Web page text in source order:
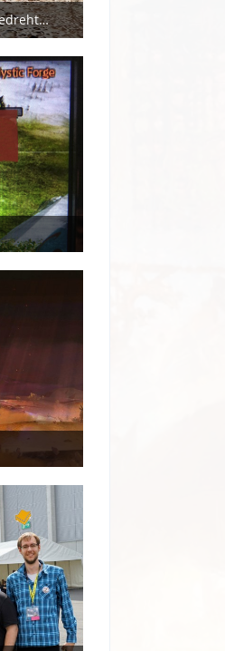
Jedes Jahr ein bisschen abgedrehter Dank der SAB